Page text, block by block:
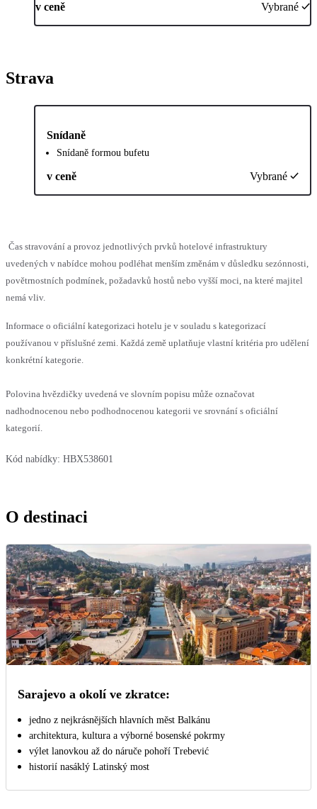
v ceně Vybrané
Strava
Snídaně
Snídaně formou bufetu
v ceně Vybrané
Čas stravování a provoz jednotlivých prvků hotelové infrastruktury
uvedených v nabídce mohou podléhat menším změnám v důsledku sezónnosti,
povětrnostních podmínek, požadavků hostů nebo vyšší moci, na které majitel
nemá vliv.
Informace o oficiální kategorizaci hotelu je v souladu s kategorizací
používanou v příslušné zemi. Každá země uplatňuje vlastní kritéria pro udělení
konkrétní kategorie.
Polovina hvězdičky uvedená ve slovním popisu může označovat
nadhodnocenou nebo podhodnocenou kategorii ve srovnání s oficiální
kategorií.
Kód nabídky: HBX538601
O destinaci
Sarajevo a okolí ve zkratce:
jedno z nejkrásnějších hlavních měst Balkánu
architektura, kultura a výborné bosenské pokrmy
výlet lanovkou až do náruče pohoří Trebević
historií nasáklý Latinský most